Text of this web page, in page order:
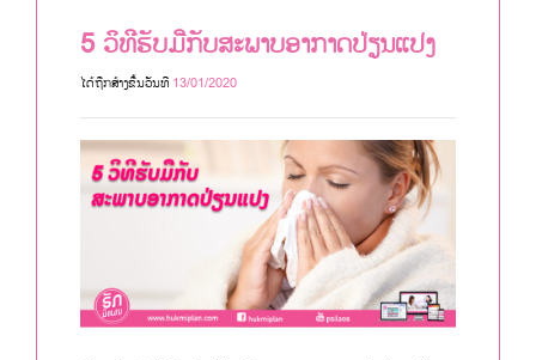
5 ວິທີຮັບມືກັບສະພາບອາກາດປ່ຽນແປງ
ໄດ້ຖືກສ້າງຂື້ນວັນທີ 13/01/2020